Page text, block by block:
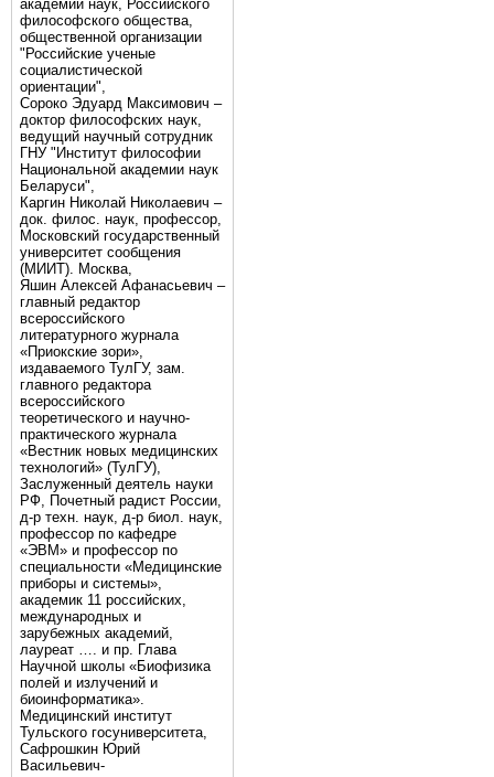
академии наук, Российского
философского общества,
общественной организации
"Российские ученые
социалистической
ориентации",
Сороко Эдуард Максимович –
доктор философских наук,
ведущий научный сотрудник
ГНУ "Институт философии
Национальной академии наук
Беларуси",
Каргин Николай Николаевич –
док. филос. наук, профессор,
Московский государственный
университет сообщения
(МИИТ). Москва,
Яшин Алексей Афанасьевич –
главный редактор
всероссийского
литературного журнала
«Приокские зори»,
издаваемого ТулГУ, зам.
главного редактора
всероссийского
теоретического и научно-
практического журнала
«Вестник новых медицинских
технологий» (ТулГУ),
Заслуженный деятель науки
РФ, Почетный радист России,
д-р техн. наук, д-р биол. наук,
профессор по кафедре
«ЭВМ» и профессор по
специальности «Медицинские
приборы и системы»,
академик 11 российских,
международных и
зарубежных академий,
лауреат …. и пр. Глава
Научной школы «Биофизика
полей и излучений и
биоинформатика».
Медицинский институт
Тульского госуниверситета,
Сафрошкин Юрий
Васильевич-